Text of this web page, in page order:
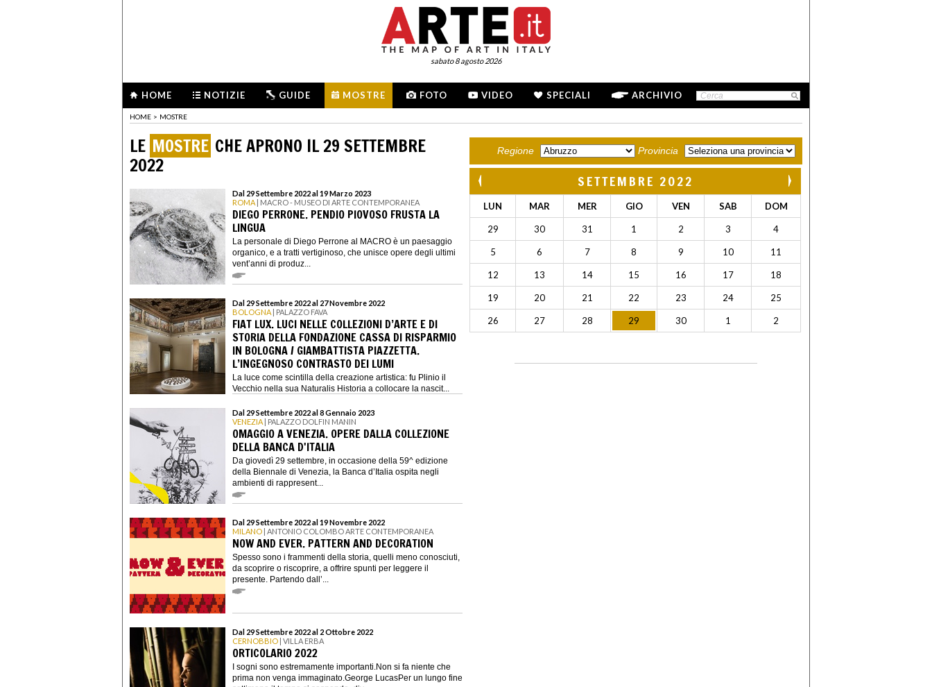
sabato 8 agosto 2026
HOME NOTIZIE GUIDE MOSTRE FOTO VIDEO SPECIALI ARCHIVIO
HOME > MOSTRE
LE MOSTRE CHE APRONO IL 29 SETTEMBRE
2022
Dal 29 Settembre 2022 al 19 Marzo 2023
ROMA | MACRO - MUSEO DI ARTE CONTEMPORANEA
DIEGO PERRONE. PENDIO PIOVOSO FRUSTA LA
LINGUA
La personale di Diego Perrone al MACRO è un paesaggio
organico, e a tratti vertiginoso, che unisce opere degli ultimi
vent’anni di produz...
Dal 29 Settembre 2022 al 27 Novembre 2022
BOLOGNA | PALAZZO FAVA
FIAT LUX. LUCI NELLE COLLEZIONI D’ARTE E DI
STORIA DELLA FONDAZIONE CASSA DI RISPARMIO
IN BOLOGNA / GIAMBATTISTA PIAZZETTA.
L’INGEGNOSO CONTRASTO DEI LUMI
La luce come scintilla della creazione artistica: fu Plinio il
Vecchio nella sua Naturalis Historia a collocare la nascit...
Dal 29 Settembre 2022 al 8 Gennaio 2023
VENEZIA | PALAZZO DOLFIN MANIN
OMAGGIO A VENEZIA. OPERE DALLA COLLEZIONE
DELLA BANCA D'ITALIA
Da giovedì 29 settembre, in occasione della 59^ edizione
della Biennale di Venezia, la Banca d’Italia ospita negli
ambienti di rappresent...
Dal 29 Settembre 2022 al 19 Novembre 2022
MILANO | ANTONIO COLOMBO ARTE CONTEMPORANEA
NOW AND EVER. PATTERN AND DECORATION
Spesso sono i frammenti della storia, quelli meno conosciuti,
da scoprire o riscoprire, a offrire spunti per leggere il
presente. Partendo dall’...
Dal 29 Settembre 2022 al 2 Ottobre 2022
CERNOBBIO | VILLA ERBA
ORTICOLARIO 2022
I sogni sono estremamente importanti.Non si fa niente che
prima non venga immaginato.George LucasPer un lungo fine
Regione Provincia
SETTEMBRE 2022
LUN MAR MER GIO VEN SAB DOM
29 30 31 1 2 3 4
5 6 7 8 9 10 11
12 13 14 15 16 17 18
19 20 21 22 23 24 25
26 27 28 29 30 1 2